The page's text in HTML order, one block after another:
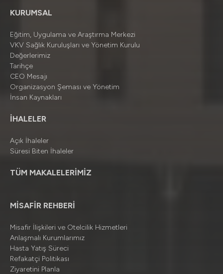
KURUMSAL
Eğitim, Uygulama ve Araştırma Merkezi
VKV Sağlık Kuruluşları ve Yönetim Kurulu
Değerlerimiz
Tarihçe
CEO Mesajı
Organizasyon Şeması ve Yönetim
İnsan Kaynakları
İHALELER
Açık İhaleler
Süresi Biten İhaleler
TÜM MAKALELERİMİZ
MİSAFİR REHBERİ
Misafir İlişkileri ve Otelcilik Hizmetleri
Anlaşmalı Kurumlarımız
Hasta Yatış Süreci
Refakatçi Politikası
Ziyaretini Planla